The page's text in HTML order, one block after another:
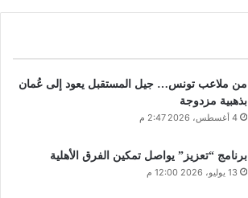
من ملاعب تونس… جيل المستقبل يعود إلى عُمان
بذهبية مزدوجة
4 أغسطس، 2026 2:47 م
برنامج “تعزيز” يواصل تمكين الفرق الأهلية
13 يوليو، 2026 12:00 م